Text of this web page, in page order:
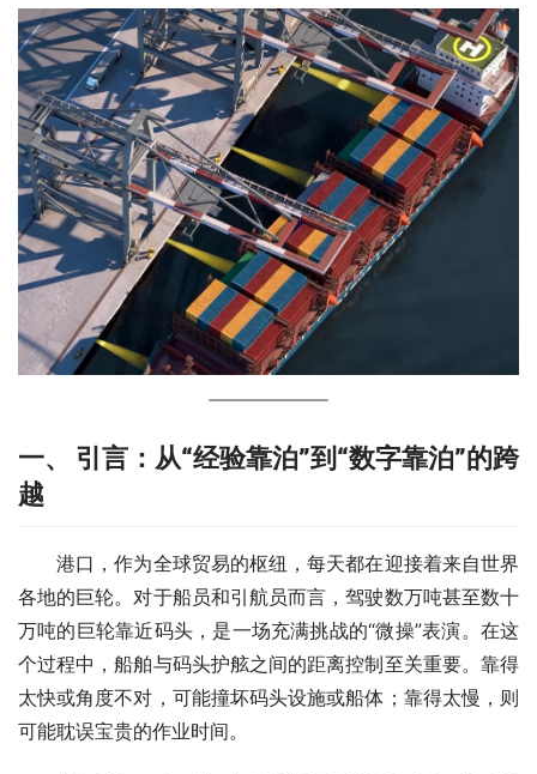
一、 引言：从“经验靠泊”到“数字靠泊”的跨
越
港口，作为全球贸易的枢纽，每天都在迎接着来自世界
各地的巨轮。对于船员和引航员而言，驾驶数万吨甚至数十
万吨的巨轮靠近码头，是一场充满挑战的“微操”表演。在这
个过程中，船舶与码头护舷之间的距离控制至关重要。靠得
太快或角度不对，可能撞坏码头设施或船体；靠得太慢，则
可能耽误宝贵的作业时间。